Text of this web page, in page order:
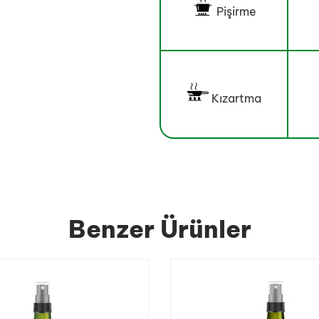
Pişirme
Kızartma
Benzer Ürünler